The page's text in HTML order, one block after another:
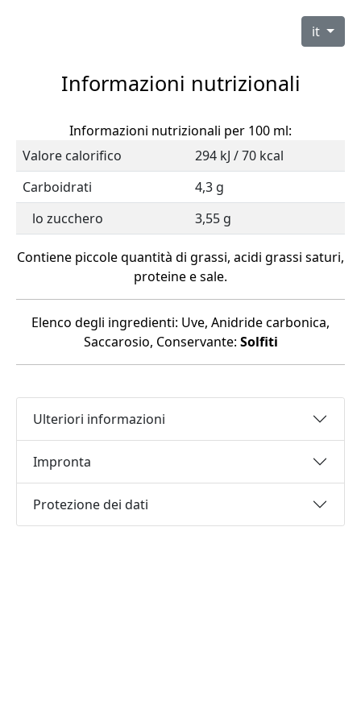
it
Informazioni nutrizionali
Informazioni nutrizionali per 100 ml:
Valore calorifico
294 kJ / 70 kcal
Carboidrati
4,3 g
lo zucchero
3,55 g
Contiene piccole quantità di grassi, acidi grassi saturi,
proteine e sale.
Elenco degli ingredienti: Uve, Anidride carbonica,
Saccarosio, Conservante: Solfiti
Ulteriori informazioni
Impronta
Protezione dei dati